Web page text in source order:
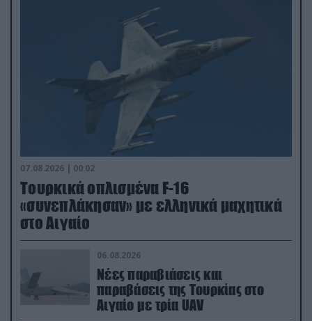
07.08.2026 | 00:02
Τουρκικά οπλισμένα F-16
«συνεπλάκησαν» με ελληνικά μαχητικά
στο Αιγαίο
06.08.2026
Νέες παραβιάσεις και
παραβάσεις της Τουρκίας στο
Αιγαίο με τρία UAV